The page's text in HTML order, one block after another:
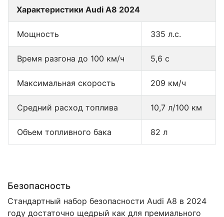
Характеристики Audi A8 2024
Мощность 335 л.с.
Время разгона до 100 км/ч 5,6 с
Максимальная скорость 209 км/ч
Средний расход топлива 10,7 л/100 км
Объем топливного бака 82 л
Безопасность
Стандартный набор безопасности Audi A8 в 2024
году достаточно щедрый как для премиального